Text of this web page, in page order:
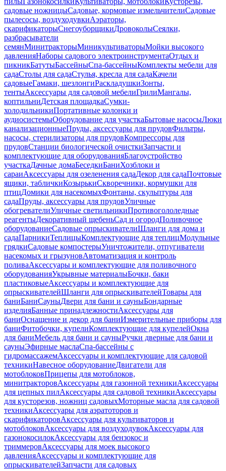
садовые ножницыСадовые, кормовые измельчителиСадовые
пылесосы, воздуходувкиАэраторы,
скарификаторыСнегоуборщикиДровоколыСеялки,
разбрасыватели
семянМинитракторыМиникультиваторыМойки высокого
давленияНаборы садового электроинструментаОтдых и
пикникБатутыБассейныСпа-бассейныКомплекты мебели для
садаСтолы для садаСтулья, кресла для садаКачели
садовыеГамаки, шезлонгиРаскладушкиЗонты,
тентыАксессуары для садовой мебелиГрилиМангалы,
коптильниДетская площадкаСумки-
холодильникиПортативные колонки и
аудиосистемыОборудование для участкаБытовые насосыЛюки
канализационныеПруды, аксессуары для прудовФильтры,
насосы, стерилизаторы для прудовКомпрессоры для
прудовСтанции биологической очисткиЗапчасти и
комплектующие для оборудованияБлагоустройство
участкаДачные домаБеседкиБаниХозблоки и
сараиАксессуары для озеленения садаДекор для садаПочтовые
ящики, табличкиКозырькиСкворечники, кормушки для
птицДомики для насекомыхФонтаны, скульптуры для
садаПруды, аксессуары для прудовУличные
обогревателиУличные светильникиПротивогололедные
реагентыДекоративный щебеньСад и огородПоливочное
оборудованиеСадовые опрыскивателиШланги для дома и
садаПарникиТеплицыКомплектующие для теплицМодульные
грядкиСадовые компостерыУничтожители, отпугиватели
насекомых и грызуновАвтоматизация и контроль
поливаАксессуары и комплектующие для поливочного
оборудованияУкрывные материалыБочки, баки
пластиковыеАксессуары и комплектующие для
опрыскивателейШланги для опрыскивателейТовары для
баниБаниСауныДвери для бани и сауныБондарные
изделияБанные принадлежностиАксессуары для
баниОснащение и декор для баниИзмерительные приборы для
баниФитобочки, купелиКомплектующие для купелейОкна
для баниМебель для бани и сауныРучки дверные для бани и
сауныЭфирные маслаСпа-бассейны с
гидромассажемАксессуары и комплектующие для садовой
техникиНавесное оборудованиеДвигатели для
мотоблоковПрицепы для мотоблоков,
минитракторовАксессуары для газонной техникиАксессуары
для цепных пилАксессуары для садовой техникиАксессуары
для кусторезов, ножниц садовыхМоторные масла для садовой
техникиАксессуары для аэратоторов и
скарификаторовАксессуары для культиваторов и
мотоблоковАксессуары для воздуходувокАксессуары для
газонокосилокАксессуары для бензокос и
триммеровАксессуары для моек высокого
давленияАксессуары и комплектующие для
опрыскивателейЗапчасти для садовых